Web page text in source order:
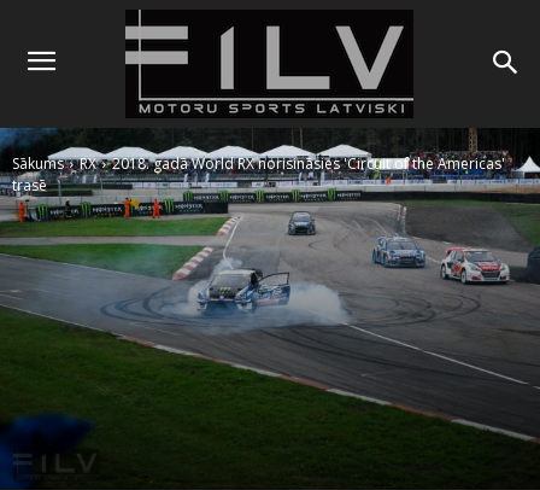
Sākums RX
2018. gadā World RX norisināsies 'Circuit of the Americas'
trasē